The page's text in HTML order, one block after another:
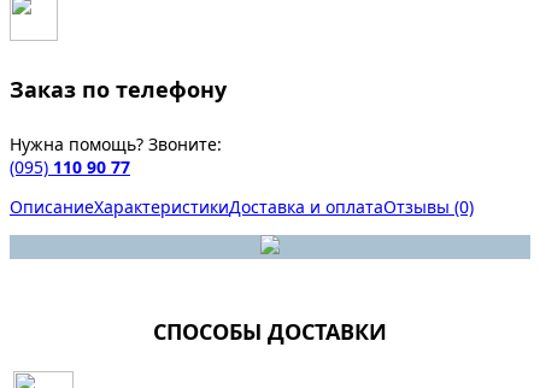
Заказ по телефону
Нужна помощь? Звоните:
(095) 110 90 77
ОписаниеХарактеристикиДоставка и оплатаОтзывы (0)
СПОСОБЫ ДОСТАВКИ